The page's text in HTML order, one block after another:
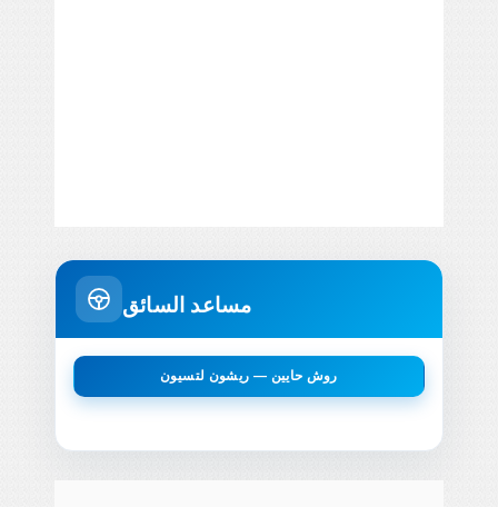
مساعد السائق
روش حايين — ريشون لتسيون